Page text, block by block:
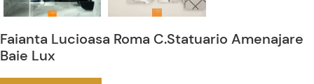
Faianta Lucioasa Roma C.Statuario Amenajare
Baie Lux